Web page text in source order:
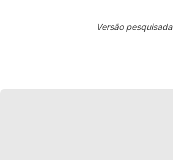
Versão pesquisada